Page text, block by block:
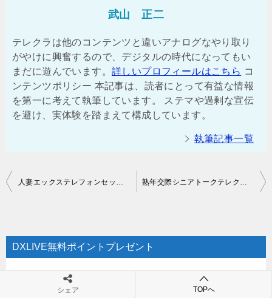
武山 正二
テレクラは他のコンテンツと違いアナログなやり取り
がやけに興奮するので、デジタルの時代になってもい
まだに遊んでいます。 詳しいプロフィールはこちら コ
ンテンツポリシー 本記事は、読者にとって有益な情報
を第一に考えて執筆しています。 ステマや過剰な宣伝
を避け、実体験を踏まえて構成しています。
執筆記事一覧
投
ビ
ゲ
人妻エックステレフォンセックスの安全・評判は？口コミ体験談【2026年最新】 熟年交際シニアトークテレクラの安全・評判は？口コミ体験談【2026年最新】
DXLIVE無料ポイントプレゼント
↓今なら無料ポイントプレゼント↓
シェア TOPへ